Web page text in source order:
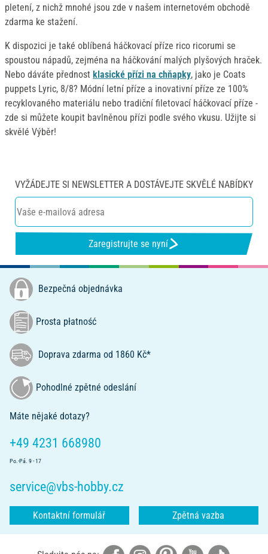
pletení, z nichž mnohé jsou zde v našem internetovém obchodě
zdarma ke stažení.
K dispozici je také oblíbená háčkovací příze rico ricorumi se
spoustou nápadů, zejména na háčkování malých plyšových hraček.
Nebo dáváte přednost klasické přízi na chňapky, jako je Coats
puppets Lyric, 8/8? Módní letní příze a inovativní příze ze 100%
recyklovaného materiálu nebo tradiční filetovací háčkovací příze -
zde si můžete koupit bavlněnou přízi podle svého vkusu. Užijte si
skvělé Výběr!
VYŽÁDEJTE SI NEWSLETTER A DOSTÁVEJTE SKVĚLÉ NABÍDKY
Zaregistrujte se nyní
Bezpečná objednávka
Prosta płatność
Doprava zdarma od 1860 Kč*
Pohodlné zpětné odeslání
Máte nějaké dotazy?
+49 4231 668980
Po.-Pá. 9 - 17
service@vbs-hobby.cz
Kontaktní formulář Zpětná vazba